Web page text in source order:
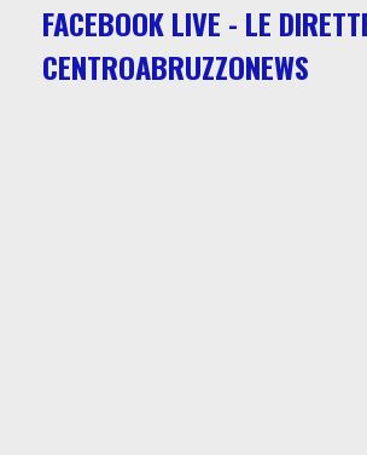
FACEBOOK LIVE - LE
CENTROABRUZZONEWS